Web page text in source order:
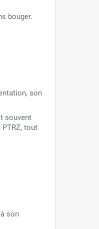
bouger.
son
souvent
tout
son